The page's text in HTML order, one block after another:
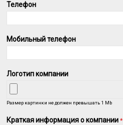
Телефон
Мобильный телефон
Логотип компании
Размер картинки не должен превышать 1 Mb
Краткая информация о компании*